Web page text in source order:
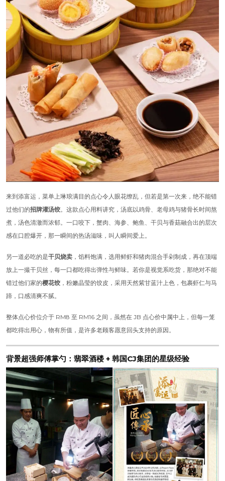
来到添富运，菜单上琳琅满目的点心令人眼花缭乱，但若是第一次来，绝不能错
过他们的招牌灌汤饺。这款点心用料讲究，汤底以鸡骨、老母鸡与猪骨长时间熬
煮，汤色清澈而浓郁。一口咬下，蟹肉、海参、鲍鱼、干贝与香菇融合出的层次
感在口腔爆开，那一瞬间的热汤滋味，叫人瞬间爱上。
另一道必吃的是干贝烧卖 ，馅料饱满，选用鲜虾和猪肉混合手剁制成，再在顶端
放上一撮干贝丝，每一口都吃得出弹性与鲜味。若你是视觉系吃货，那绝对不能
错过他们家的樱花饺 ，粉嫩晶莹的饺皮，采用天然紫甘蓝汁上色，包裹虾仁与马
蹄，口感清爽不腻。
整体点心价位介于 RM8 至 RM16 之间，虽然在 JB 点心价中属中上，但每一笼
都吃得出用心，物有所值，是许多老顾客愿意回头支持的原因。
背景超强师傅掌勺：翡翠酒楼 + 韩国CJ集团的星级经验